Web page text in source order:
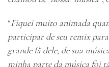
“Fiquei muito animada
participar de seu remix
grande fã dele, de sua
minha parte da música foi